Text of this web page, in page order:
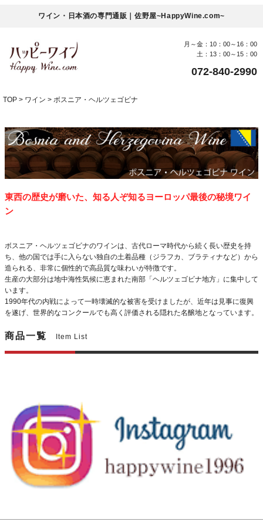
ワイン・日本酒の専門通販｜佐野屋~HappyWine.com~
月～金：10：00～16：00
土：13：00～15：00
072-840-2990
TOP ワイン ボスニア・ヘルツェゴビナ
東西の歴史が磨いた、知る人ぞ知るヨーロッパ最後の秘境ワイ
ン
ボスニア・ヘルツェゴビナのワインは、古代ローマ時代から続く長い歴史を持
ち、他の国では手に入らない独自の土着品種（ジラフカ、ブラティナなど）から
造られる、非常に個性的で高品質な味わいが特徴です。
生産の大部分は地中海性気候に恵まれた南部「ヘルツェゴビナ地方」に集中して
います。
1990年代の内戦によって一時壊滅的な被害を受けましたが、近年は見事に復興
を遂げ、世界的なコンクールでも高く評価される隠れた名醸地となっています。
商品一覧 Item List